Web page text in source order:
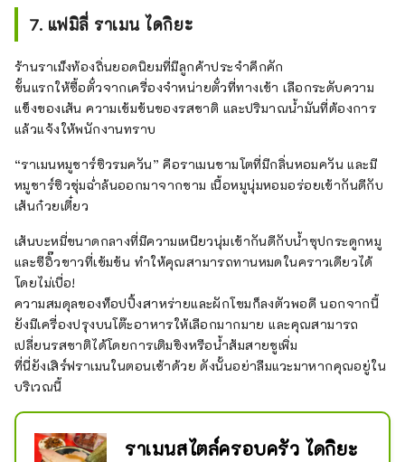
7. แฟมิลี่ ราเมน ไดกิยะ
ร้านราเม็งท้องถิ่นยอดนิยมที่มีลูกค้าประจำคึกคัก
ขั้นแรกให้ซื้อตั๋วจากเครื่องจำหน่ายตั๋วที่ทางเข้า เลือกระดับความ
แข็งของเส้น ความเข้มข้นของรสชาติ และปริมาณน้ำมันที่ต้องการ
แล้วแจ้งให้พนักงานทราบ
“ราเมนหมูชาร์ซิวรมควัน” คือราเมนชามโตที่มีกลิ่นหอมควัน และมี
หมูชาร์ซิวชุ่มฉ่ำล้นออกมาจากชาม เนื้อหมูนุ่มหอมอร่อยเข้ากันดีกับ
เส้นก๋วยเตี๋ยว
เส้นบะหมี่ขนาดกลางที่มีความเหนียวนุ่มเข้ากันดีกับน้ำซุปกระดูกหมู
และซีอิ๊วขาวที่เข้มข้น ทำให้คุณสามารถทานหมดในคราวเดียวได้
โดยไม่เบื่อ!
ความสมดุลของท็อปปิ้งสาหร่ายและผักโขมก็ลงตัวพอดี นอกจากนี้
ยังมีเครื่องปรุงบนโต๊ะอาหารให้เลือกมากมาย และคุณสามารถ
เปลี่ยนรสชาติได้โดยการเติมขิงหรือน้ำส้มสายชูเพิ่ม
ที่นี่ยังเสิร์ฟราเมนในตอนเช้าด้วย ดังนั้นอย่าลืมแวะมาหากคุณอยู่ใน
บริเวณนี้
ราเมนสไตล์ครอบครัว ไดกิยะ